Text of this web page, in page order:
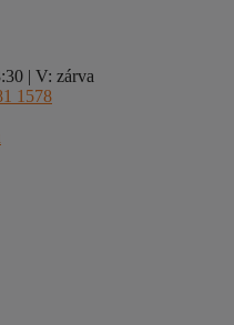
| V: zárva
1578